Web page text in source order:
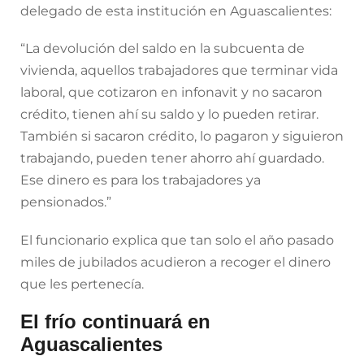
delegado de esta institución en Aguascalientes:
“La devolución del saldo en la subcuenta de
vivienda, aquellos trabajadores que terminar vida
laboral, que cotizaron en infonavit y no sacaron
crédito, tienen ahí su saldo y lo pueden retirar.
También si sacaron crédito, lo pagaron y siguieron
trabajando, pueden tener ahorro ahí guardado.
Ese dinero es para los trabajadores ya
pensionados.”
El funcionario explica que tan solo el año pasado
miles de jubilados acudieron a recoger el dinero
que les pertenecía.
El frío continuará en
Aguascalientes